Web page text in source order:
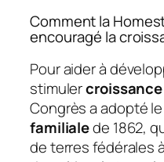
Comment la
encouragé la
Pour aider à
stimuler
Congrès a adopté le
familialede 1862,
de terres fédérales